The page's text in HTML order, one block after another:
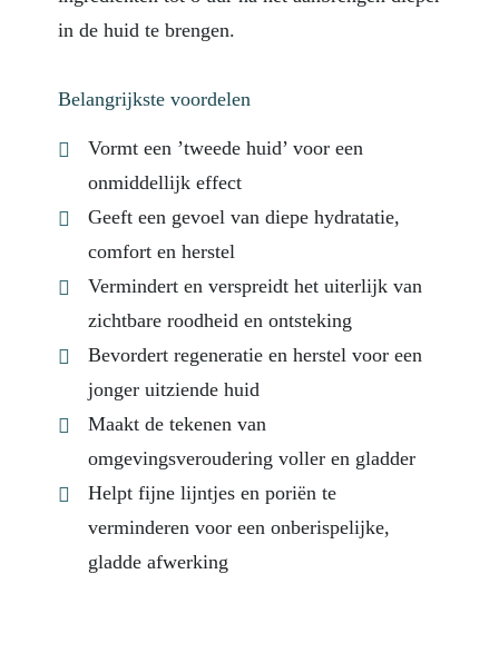
in de huid te brengen.
Belangrijkste voordelen
Vormt een ’tweede huid’ voor een
onmiddellijk effect
Geeft een gevoel van diepe hydratatie,
comfort en herstel
Vermindert en verspreidt het uiterlijk van
zichtbare roodheid en ontsteking
Bevordert regeneratie en herstel voor een
jonger uitziende huid
Maakt de tekenen van
omgevingsveroudering voller en gladder
Helpt fijne lijntjes en poriën te
verminderen voor een onberispelijke,
gladde afwerking